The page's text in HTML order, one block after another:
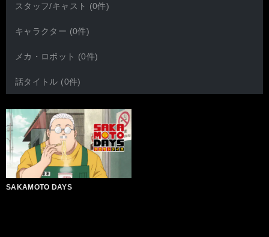
スタッフ/キャスト (0件)
キャラクター (0件)
メカ・ロボット (0件)
話タイトル (0件)
SAKAMOTO DAYS